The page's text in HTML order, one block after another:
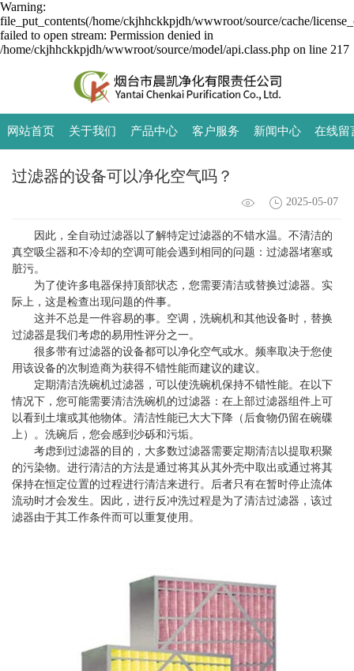
Warning:
file_put_contents(/home/ckjhhckkpjdh/wwwroot/source/cache/
failed to open stream: Permission denied in
/home/ckjhhckkpjdh/wwwroot/source/model/api.class.php on line 217
网站首页 关于我们 产品中心 客户服务 新闻中心 在线留
过滤器的设备可以净化空气吗？
2025-05-07
因此，全自动过滤器以了解特定过滤器的不错水温。不清洁的
真空吸尘器和不冷却的空调可能会遇到相同的问题：过滤器堵塞或
脏污。
为了使许多电器保持顶部状态，您需要清洁或替换过滤器。实
际上，这是检查出现问题的件事。
这并不总是一件容易的事。空调，洗碗机和其他设备时，替换
过滤器是我们考虑的易用性评分之一。
很多带有过滤器的设备都可以净化空气或水。频率取决于您使
用该设备的次制造商为获得不错性能而建议的建议。
定期清洁洗碗机过滤器，可以使洗碗机保持不错性能。在以下
情况下，您可能需要清洁洗碗机的过滤器：在上部过滤器组件上可
以看到土壤或其他物体。清洁性能已大大下降（后食物仍留在碗碟
上）。洗碗后，您会感到沙砾和污垢。
考虑到过滤器的目的，大多数过滤器需要定期清洁以提取积聚
的污染物。进行清洁的方法是通过将其从其外壳中取出或通过将其
保持在恒定位置的过程进行清洁来进行。后者只有在暂时停止流体
流动时才会发生。因此，进行反冲洗过程是为了清洁过滤器，该过
滤器由于其工作条件而可以重复使用。